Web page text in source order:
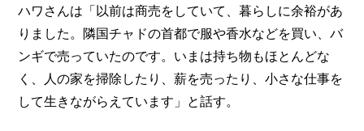
ハワさんは「以前は商売をしていて、暮らしに余裕があ
りました。隣国チャドの首都で服や香水などを買い、バ
ンギで売っていたのです。いまは持ち物もほとんどな
く、人の家を掃除したり、薪を売ったり、小さな仕事を
して生きながらえています」と話す。